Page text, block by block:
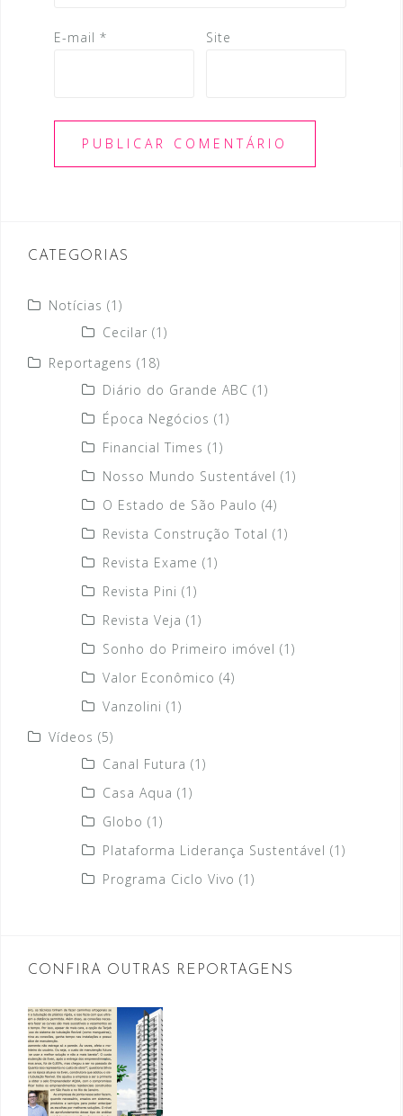
E-mail * Site
CATEGORIAS
Notícias (1)
Cecilar (1)
Reportagens (18)
Diário do Grande ABC (1)
Época Negócios (1)
Financial Times (1)
Nosso Mundo Sustentável (1)
O Estado de São Paulo (4)
Revista Construção Total (1)
Revista Exame (1)
Revista Pini (1)
Revista Veja (1)
Sonho do Primeiro imóvel (1)
Valor Econômico (4)
Vanzolini (1)
Vídeos (5)
Canal Futura (1)
Casa Aqua (1)
Globo (1)
Plataforma Liderança Sustentável (1)
Programa Ciclo Vivo (1)
CONFIRA OUTRAS REPORTAGENS